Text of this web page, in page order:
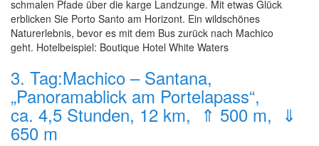
schmalen Pfade über die karge Landzunge. Mit etwas Glück
erblicken Sie Porto Santo am Horizont. Ein wildschönes
Naturerlebnis, bevor es mit dem Bus zurück nach Machico
geht. Hotelbeispiel: Boutique Hotel White Waters
3. Tag:Machico – Santana,
„Panoramablick am Portelapass“,
ca. 4,5 Stunden, 12 km, ⇑ 500 m, ⇓
650 m